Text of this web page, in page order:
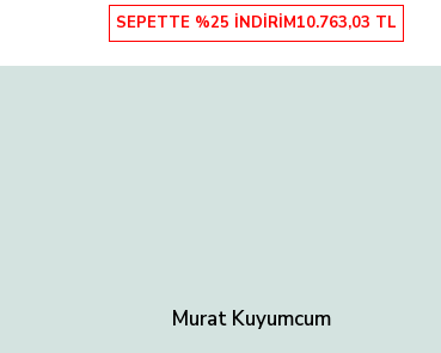
SEPETTE %25 İNDİRİM10.763,03 TL
Murat Kuyumcum